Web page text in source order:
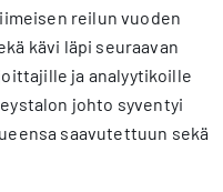
reilun vuoden
kävi läpi seuraavan
ja analyytikoille
johto syventyi
saavutettuun sekä